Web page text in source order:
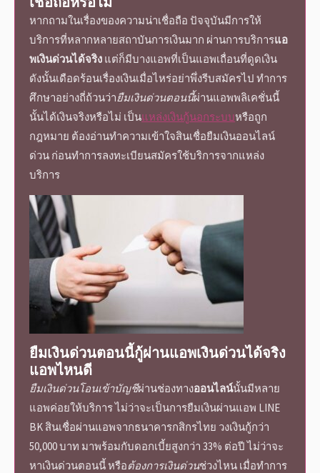
หากถามในเรื่องของความน่าเชื่อถือ ปัจจุบันมีการให้
บริการที่หลากหลายสถาบันการเงินมาก ผ่านการบริการแอ
พเงินด่วนได้จริง แต่ก็มีบางแอพที่เป็นแอพเถื่อนที่ดูดเงิน
ดังนั้นเดือดร้อนเรื่องเงินเมื่อไหร่อย่าพึ่งรีบสมัครไป ทำการ
ศึกษาอย่างถี่ถ้วนว่ายืมเงินด่วนตอนนี้ผ่านแอพพลิเคชั่นนี้
นั้นได้เงินจริงหรือไม่ เป็นแหล่งเงินกู้นอกระบบหรือถูก
กฎหมาย ต้องอ่านทำความเข้าใจสินเชื่อยืมเงินออนไลน์
ด่วน ก่อนทำการลงทะเบียนสมัครใช้บริการจากแหล่ง
บริการ
ยืมเงินด่วนตอนนี้กู้ผ่านแอพเงินด่วนได้จริง
แอพไหนดี
ยืมเงินด่วนโอนเข้าบัญชีผ่านช่องทางออนไลน์นั้นมีหลาย
แอพค่อยให้บริการ ไม่ว่าจะเป็นการยืมเงินผ่านแอพ LINE
BK สินเชื่อผ่านแอพจากธนาคารกสิกรไทย วงเงินกู้กว่า
50,000 บาท มาพร้อมกับดอกเบี้ยสูงกว่า 33% ต่อปี ไม่ว่าจะ
หาเงินด่วนตอนนี้หรือต้องการเงินด่วนช่วงไหน เมื่อทำการ